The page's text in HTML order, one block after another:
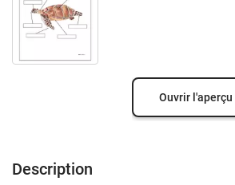
Ouvrir l'aperçu
Description